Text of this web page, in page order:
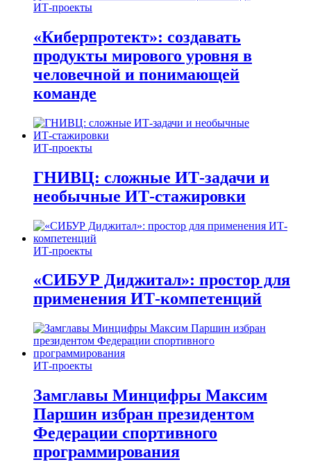
ИТ-проекты
«Киберпротект»: создавать
продукты мирового уровня в
человечной и понимающей
команде
ИТ-проекты
ГНИВЦ: сложные ИТ‑задачи и
необычные ИТ‑стажировки
ИТ-проекты
«СИБУР Диджитал»: простор для
применения ИТ-компетенций
ИТ-проекты
Замглавы Минцифры Максим
Паршин избран президентом
Федерации спортивного
программирования